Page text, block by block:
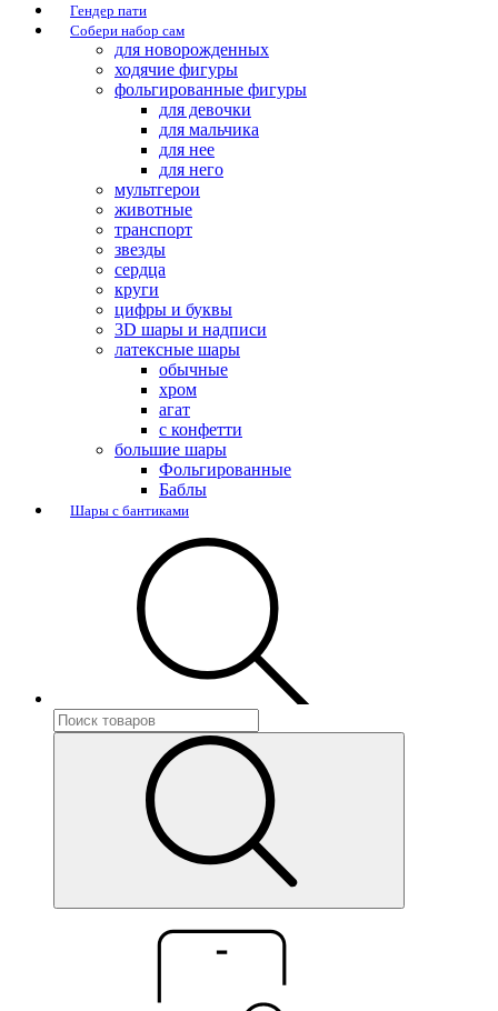
Гендер пати
Собери набор сам
для новорожденных
ходячие фигуры
фольгированные фигуры
для девочки
для мальчика
для нее
для него
мультгерои
животные
транспорт
звезды
сердца
круги
цифры и буквы
3D шары и надписи
латексные шары
обычные
хром
агат
с конфетти
большие шары
Фольгированные
Баблы
Шары с бантиками